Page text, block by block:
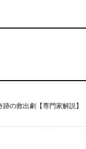
の救出劇【専門家解説】